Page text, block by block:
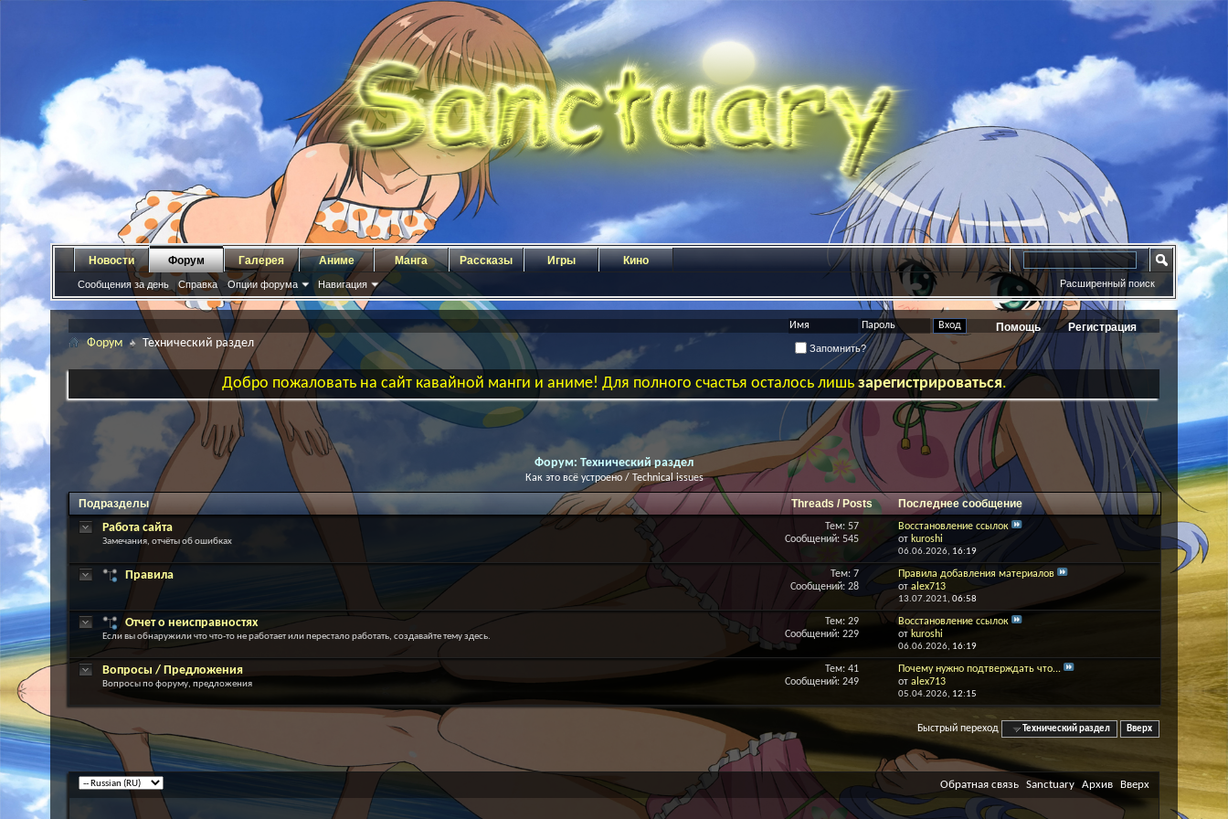
Регистрация
Помощь
Запомнить?
Новости Форум
Сообщения за день Справка Опции форума Навигация
Галерея Аниме Манга Рассказы Игры Кино
Расширенный поиск
Форум Технический раздел
Добро пожаловать на сайт кавайной манги и аниме! Для полного счастья осталось лишьзарегистрироваться.
Форум: Технический раздел
Как это всё устроено / Technical issues
Подразделы Threads / Posts Последнее сообщение
Работа сайта
Замечания, отчёты об ошибках
Тем: 57
Сообщений: 545
Восстановление ссылок
от kuroshi
06.06.2026, 16:19
Правила
Тем: 7
Сообщений: 28
Правила добавления материалов
отalex713
13.07.2021,06:58
Отчет о неисправностях
Если вы обнаружили что что-то не работает или перестало работать, создавайте тему здесь.
Тем: 29
Сообщений: 229
Восстановление ссылок
отkuroshi
06.06.2026, 16:19
Вопросы / Предложения
Вопросы по форуму, предложения
Тем: 41
Сообщений: 249
Почему нужно подтверждать что...
отalex713
05.04.2026, 12:15
Быстрый переход Технический раздел Вверх
Обратная связь Sanctuary Архив Вверх